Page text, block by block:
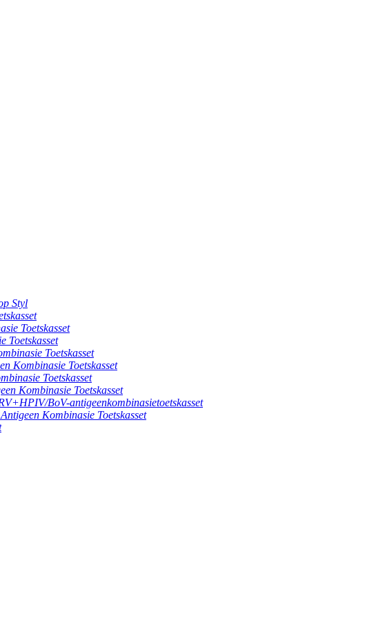
Styl
Toetskasset
Toetskasset
Toetskasset
Kombinasie Toetskasset
Toetskasset
Kombinasie Toetskasset
BoV-antigeenkombinasietoetskasset
Kombinasie Toetskasset